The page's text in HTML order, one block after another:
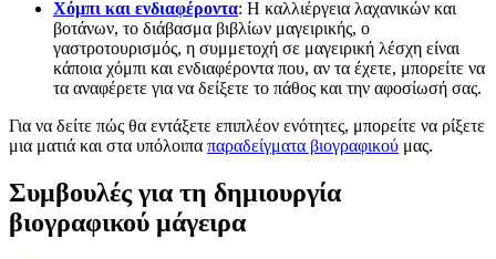
Χόμπι και ενδιαφέροντα: Η καλλιέργεια λαχανικών και
βοτάνων, το διάβασμα βιβλίων μαγειρικής, ο
γαστροτουρισμός, η συμμετοχή σε μαγειρική λέσχη είναι
κάποια χόμπι και ενδιαφέροντα που, αν τα έχετε, μπορείτε να
τα αναφέρετε για να δείξετε το πάθος και την αφοσίωσή σας.
Για να δείτε πώς θα εντάξετε επιπλέον ενότητες, μπορείτε να ρίξετε
μια ματιά και στα υπόλοιπα παραδείγματα βιογραφικού μας.
Συμβουλές για τη δημιουργία
βιογραφικού μάγειρα